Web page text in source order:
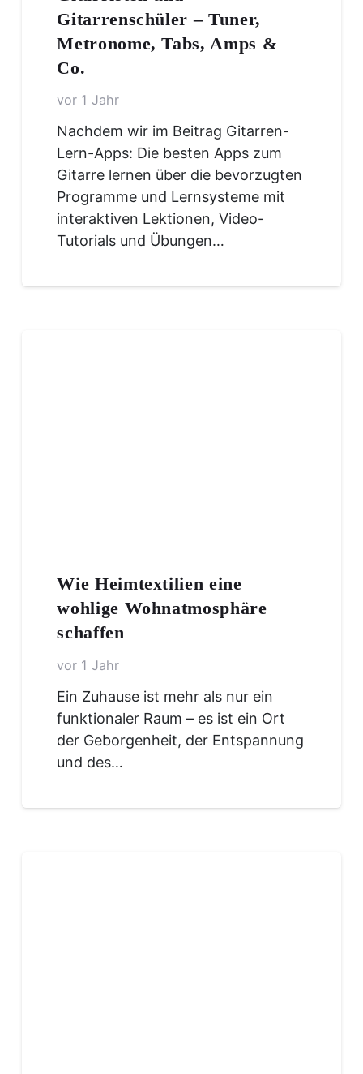
Gitarrenschüler – Tuner,
Metronome, Tabs, Amps &
Co.
vor 1 Jahr
Nachdem wir im Beitrag Gitarren-
Lern-Apps: Die besten Apps zum
Gitarre lernen über die bevorzugten
Programme und Lernsysteme mit
interaktiven Lektionen, Video-
Tutorials und Übungen…
Wie Heimtextilien eine
wohlige Wohnatmosphäre
schaffen
vor 1 Jahr
Ein Zuhause ist mehr als nur ein
funktionaler Raum – es ist ein Ort
der Geborgenheit, der Entspannung
und des…